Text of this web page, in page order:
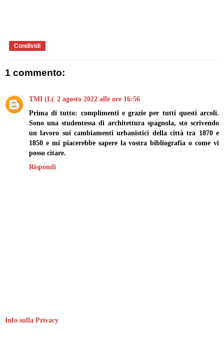
Condividi
1 commento:
TMI (L( 2 agosto 2022 alle ore 16:56
Prima di tutto: complimenti e grazie per tutti questi arcoli.
Sono una studentessa di architettura spagnola, sto scrivendo
un lavoro sui cambiamenti urbanistici della città tra 1870 e
1850 e mi piacerebbe sapere la vostra bibliografia o come vi
posso citare.
Rispondi
Info sulla Privacy